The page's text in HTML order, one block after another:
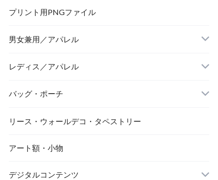
プリント用PNGファイル
男女兼用／アパレル
Tシャツ
レディス／アパレル
バッグ・ポーチ
リース・ウォールデコ・タペストリー
アート額・小物
デジタルコンテンツ